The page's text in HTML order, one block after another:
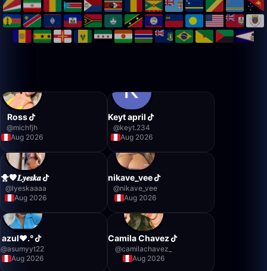
Ross
@michfjh
Aug 2026
Keyt april
@keyt.234
Aug 2026
🐥🧡𝑳𝒚𝒆𝒔𝒌𝒂
@lyeskaaaa
Aug 2026
nikave_vee
@nikave_vee
Aug 2026
azul♥︎.°
@asumyyt22
Aug 2026
Camila Chavez
@camilachavez_
Aug 2026